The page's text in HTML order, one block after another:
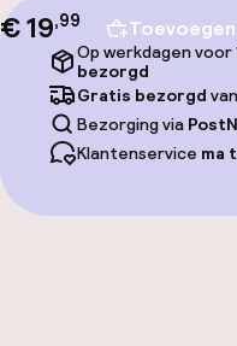
€ 19,99 Toevoegen
Op werkdagen voor
bezorgd
Gratis bezorgd
Bezorging via
Klantenservice ma